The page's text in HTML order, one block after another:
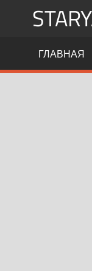
Перейти
шоу-
бизнеса
ГЛАВНАЯ